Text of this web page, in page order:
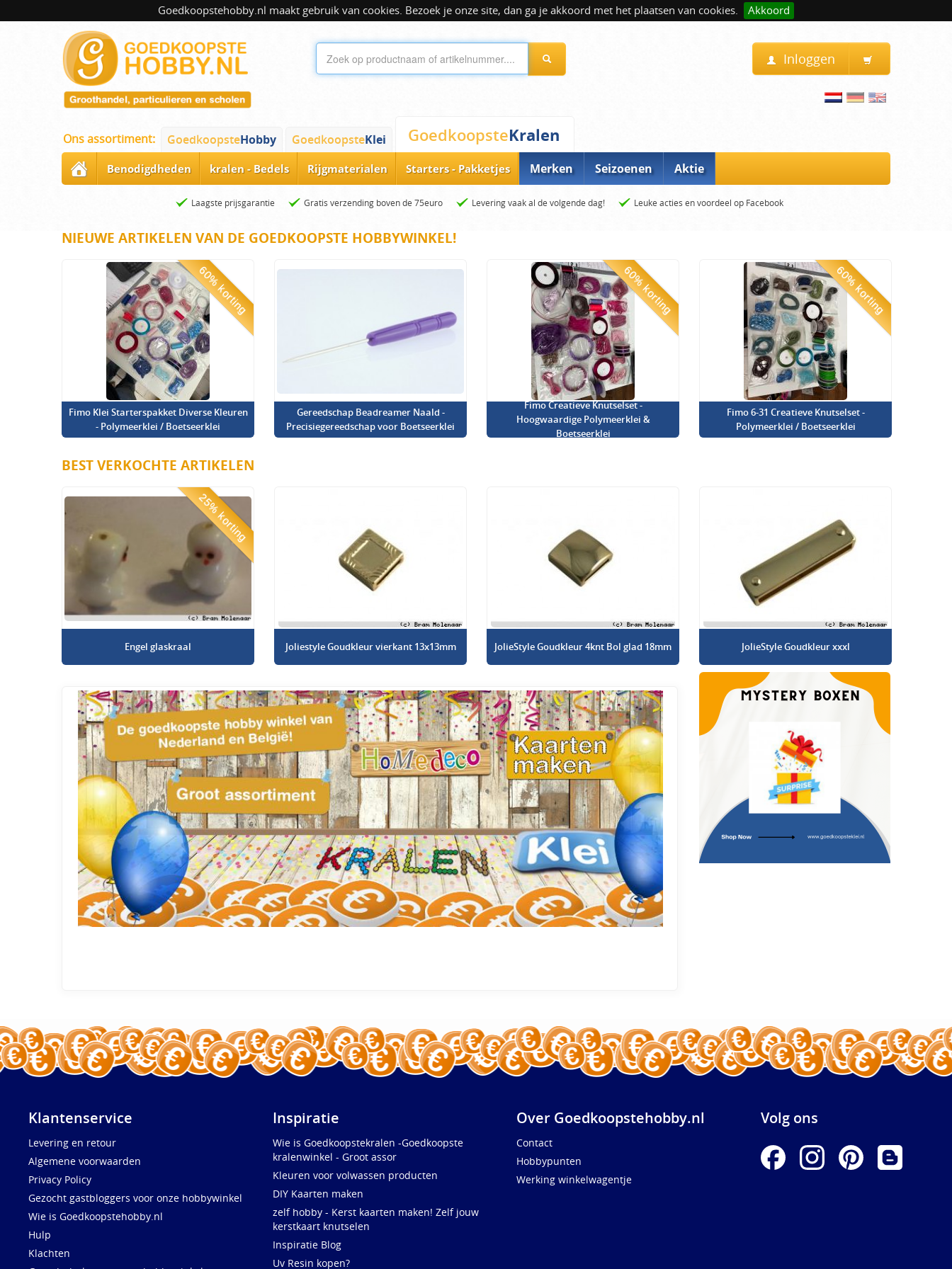
Goedkoopstehobby.nl maakt gebruik van cookies. Bezoek je onze site, dan ga je akkoord met het plaatsen van cookies. Akkoord
Inloggen
Ons assortiment: GoedkoopsteHobby GoedkoopsteKlei GoedkoopsteKralen
Benodigdheden kralen - Bedels Rijgmaterialen Starters - Pakketjes Merken Seizoenen Aktie
Laagste prijsgarantie Gratis verzending boven de 75euro Levering vaak al de volgende dag! Leuke acties en voordeel op Facebook
NIEUWE ARTIKELEN VAN DE GOEDKOOPSTE HOBBYWINKEL!
60% korting
Fimo Klei Starterspakket Diverse Kleuren
- Polymeerklei / Boetseerklei
Gereedschap Beadreamer Naald -
Precisiegereedschap voor Boetseerklei
60% korting
Fimo Creatieve Knutselset -
Hoogwaardige Polymeerklei &
Boetseerklei
60% korting
Fimo 6-31 Creatieve Knutselset -
Polymeerklei / Boetseerklei
BEST VERKOCHTE ARTIKELEN
25% korting
Engel glaskraal Joliestyle Goudkleur vierkant 13x13mm JolieStyle Goudkleur 4knt Bol glad 18mm JolieStyle Goudkleur xxxl
Klantenservice
Levering en retour
Algemene voorwaarden
Privacy Policy
Gezocht gastbloggers voor onze hobbywinkel
Wie is Goedkoopstehobby.nl
Hulp
Klachten
Inspiratie
Wie is Goedkoopstekralen -Goedkoopste
kralenwinkel - Groot assor
Kleuren voor volwassen producten
DIY Kaarten maken
zelf hobby - Kerst kaarten maken! Zelf jouw
kerstkaart knutselen
Inspiratie Blog
Uv Resin kopen?
Over Goedkoopstehobby.nl
Contact
Hobbypunten
Werking winkelwagentje
Volg ons